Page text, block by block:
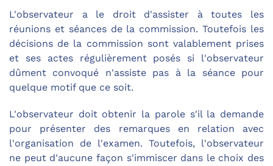
L'observateur a le droit d'assister à toutes les
réunions et séances de la commission. Toutefois les
décisions de la commission sont valablement prises
et ses actes régulièrement posés si l'observateur
dûment convoqué n'assiste pas à la séance pour
quelque motif que ce soit.
L'observateur doit obtenir la parole s'il la demande
pour présenter des remarques en relation avec
l'organisation de l'examen. Toutefois, l'observateur
ne peut d'aucune façon s'immiscer dans le choix des